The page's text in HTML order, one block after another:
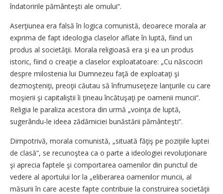
îndatoririle pământeşti ale omului“.
Aserţiunea era falsă în logica comunistă, deoarece morala ar
exprima de fapt ideologia claselor aflate în luptă, fiind un
produs al societăţii. Morala religioasă era şi ea un produs
istoric, fiind o creaţie a claselor exploatatoare: „Cu născociri
despre milostenia lui Dumnezeu faţă de exploataţi şi
dezmoşteniţi, preoţii căutau să înfrumuseţeze lanţurile cu care
moşierii şi capitaliştii îi ţineau încătuşaţi pe oamenii muncii“.
Religia le paraliza acestora din urmă „voinţa de luptă,
sugerându-le ideea zădărniciei bunăstării pământeşti“.
Dimpotrivă, morala comunistă, „situată făţiş pe poziţiile luptei
de clasă“, se recunoştea ca o parte a ideologiei revoluţionare
şi aprecia faptele şi comportarea oamenilor din punctul de
vedere al aportului lor la „eliberarea oamenilor muncii, al
măsurii în care aceste fapte contribuie la construirea societăţii